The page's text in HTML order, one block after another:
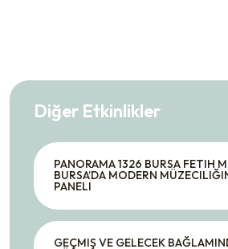
Diğer Etkinlikler
PANORAMA 1326 BURSA FETIH
BURSA’DA MODERN
PANELI
GEÇMIŞ VE GELECEK